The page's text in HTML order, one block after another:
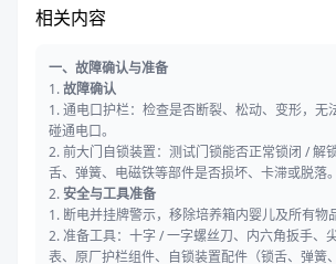
相关内容
一、故障确认与准备
1.故障确认
1. 通电口护栏：检查是否断裂、松动、变形，无
碰通电口。
2. 前大门自锁装置：测试门锁能否正常锁闭 / 解
舌、弹簧、电磁铁等部件是否损坏、卡滞或脱落。
2.安全与工具准备
1. 断电并挂牌警示，移除培养箱内婴儿及所有物
2. 准备工具：十字 / 一字螺丝刀、内六角扳手、
表、原厂护栏组件、自锁装置配件（锁舌、弹簧